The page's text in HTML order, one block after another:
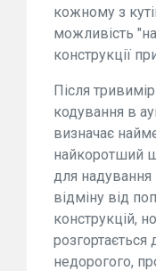
кожному з
можливість
конструкції
Після
кодування в
визначає
найкоротший
для надування
відміну від
конструкцій,
розгортається
недорогого,